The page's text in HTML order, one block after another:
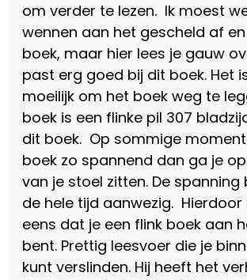
om verder te lezen. Ik moest
wennen aan het gescheld af
boek, maar hier lees je gauw
past erg goed bij dit boek. Het
moeilijk om het boek weg te
boek is een flinke pil 307
dit boek. Op sommige
boek zo spannend dan ga je
van je stoel zitten. De spanning
de hele tijd aanwezig. Hierdoor
eens dat je een flink boek aan
bent. Prettig leesvoer die je
kunt verslinden. Hij heeft het